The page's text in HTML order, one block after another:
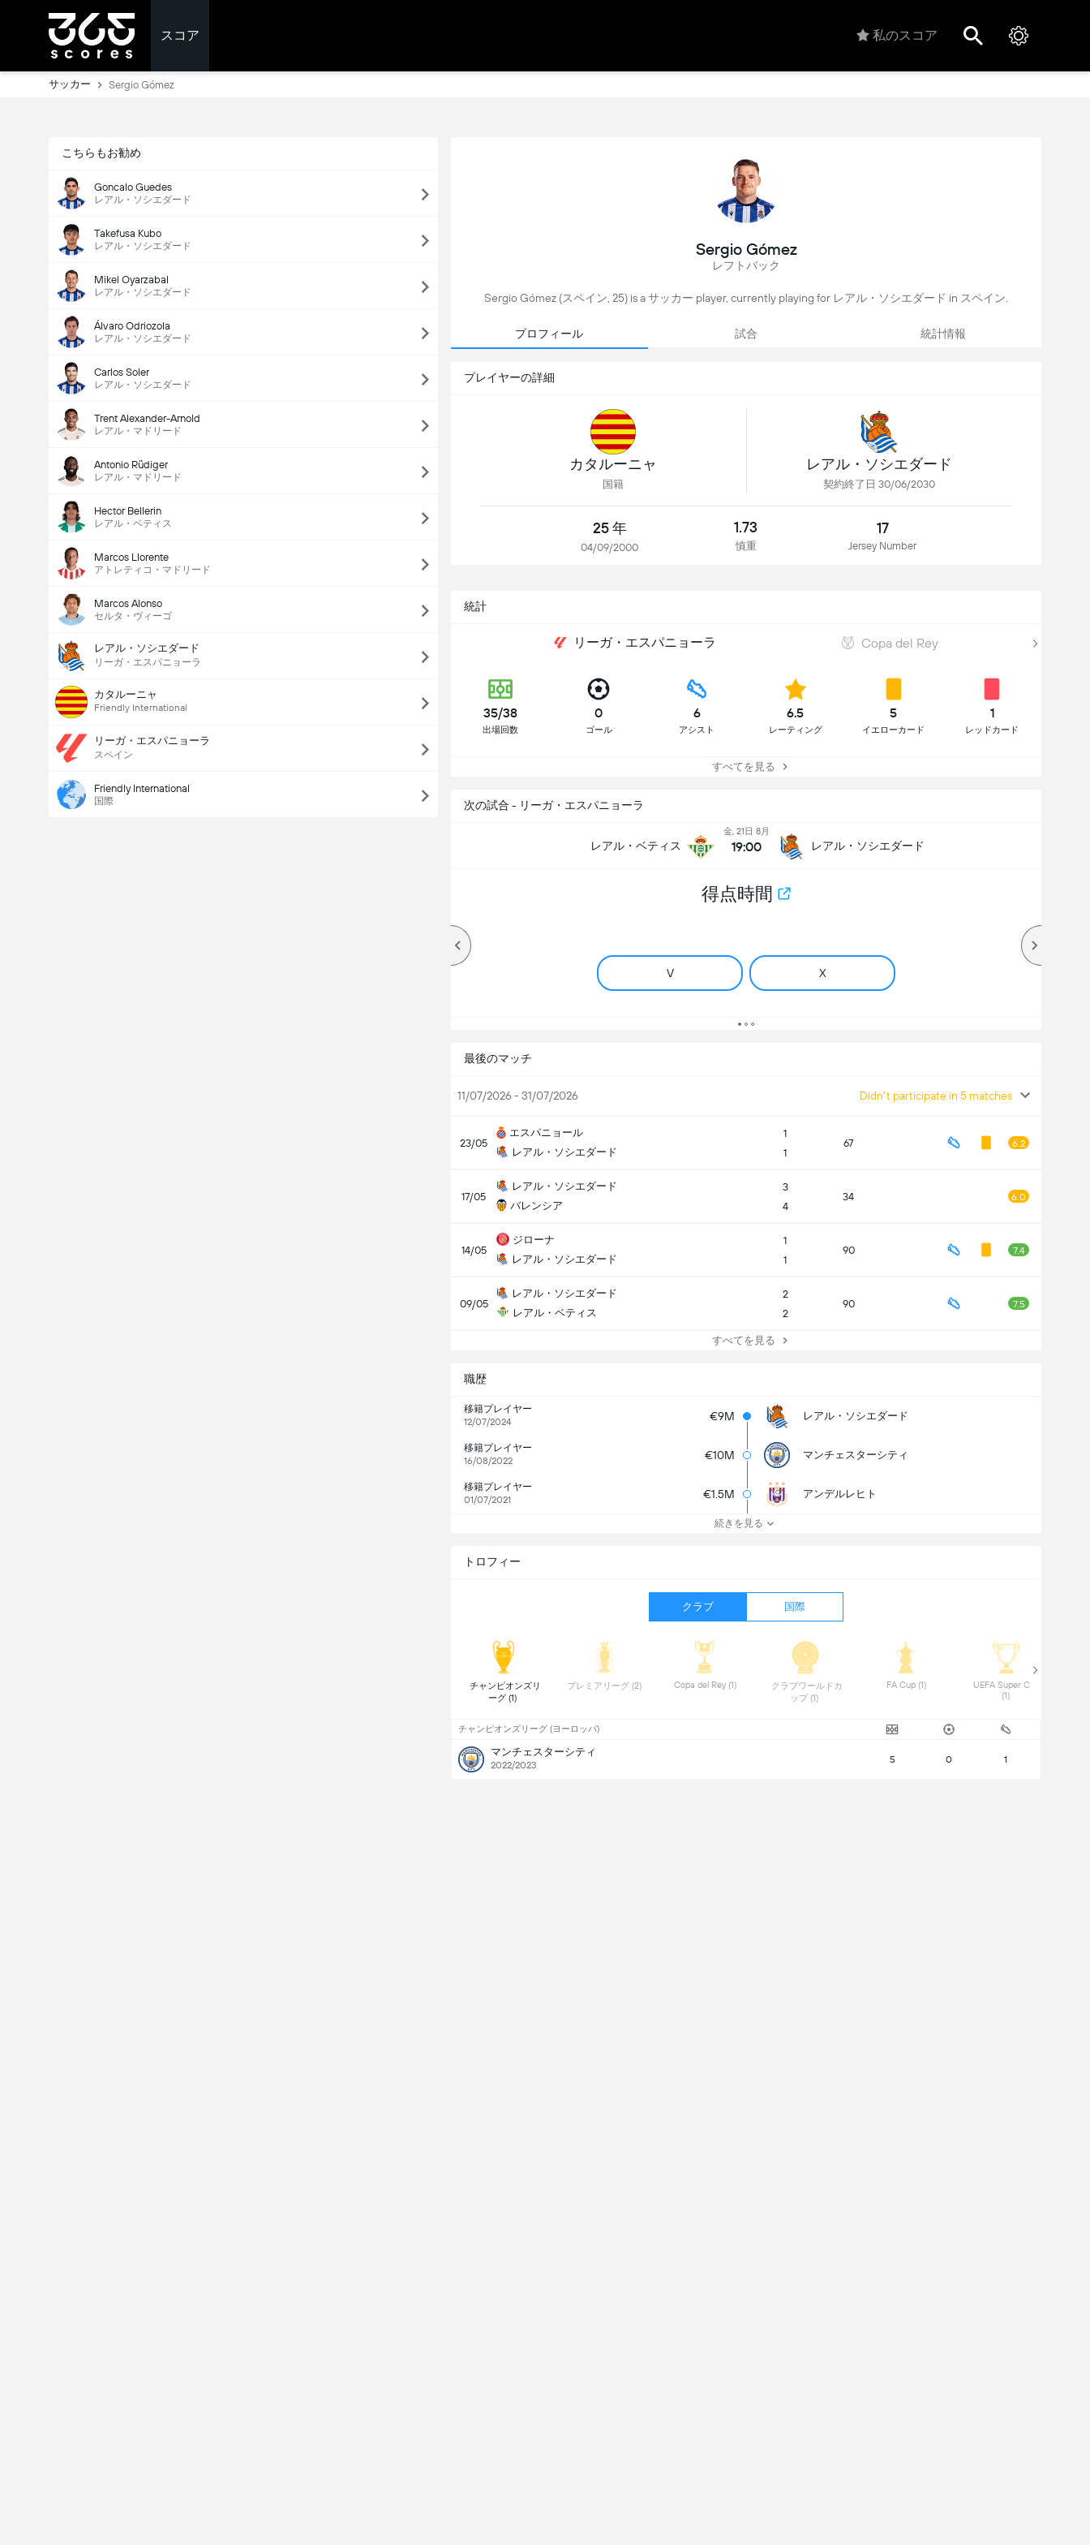
スコア 私のスコア
サッカー Sergio Gómez
こちらもお勧め
Goncalo Guedes
レアル・ソシエダード
Takefusa Kubo
レアル・ソシエダード
Mikel Oyarzabal
レアル・ソシエダード
Álvaro Odriozola
レアル・ソシエダード
Carlos Soler
レアル・ソシエダード
Trent Alexander-Arnold
レアル・マドリード
Antonio Rüdiger
レアル・マドリード
Hector Bellerin
レアル・ベティス
Marcos Llorente
アトレティコ・マドリード
Marcos Alonso
セルタ・ヴィーゴ
レアル・ソシエダード
リーガ・エスパニョーラ
カタルーニャ
Friendly International
リーガ・エスパニョーラ
スペイン
Friendly International
国際
Sergio Gómez
レフトバック
Sergio Gómez (スペイン, 25) is a サッカー player, currently playing for レアル・ソシエダード in スペイン.
プロフィール 試合 統計情報
プレイヤーの詳細
カタルーニャ
国籍
レアル・ソシエダード
契約終了日 30/06/2030
25 年
04/09/2000
1.73
慎重
17
Jersey Number
統計
リーガ・エスパニョーラ Copa del Rey
35/38
出場回数
0
ゴール
6
アシスト
6.5
レーティング
5
イエローカード
1
レッドカード
すべてを見る
次の試合 - リーガ・エスパニョーラ
レアル・ベティス
金, 21日 8月
19:00 レアル・ソシエダード
得点時間
V X
最後のマッチ
11/07/2026 - 31/07/2026 Didn't participate in 5 matches
23/05
エスパニョール
レアル・ソシエダード
1
1
67 6.2
17/05
レアル・ソシエダード
バレンシア
3
4
34 6.0
14/05
ジローナ
レアル・ソシエダード
1
1
90 7.4
09/05
レアル・ソシエダード
レアル・ベティス
2
2
90 7.5
すべてを見る
職歴
移籍プレイヤー
12/07/2024
€9M レアル・ソシエダード
移籍プレイヤー
16/08/2022
€10M マンチェスターシティ
移籍プレイヤー
01/07/2021
€1.5M アンデルレヒト
続きを見る
トロフィー
クラブ 国際
チャンピオンズリ
Copa del Rey (1)
クラブワールドカ
FA Cup (1)
UEFA Super Cup
(1)
チャンピオンズリーグ (ヨーロッパ)
マンチェスターシティ
2022/2023 5 0 1